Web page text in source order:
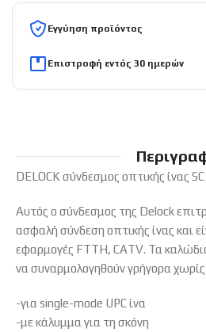
Εγγύηση προϊόντος
Επιστροφή εντός 30 ημερών
DELOCK σύνδεσμος οπτικής ίνας
Αυτός ο σύνδεσμος της Delock
ασφαλή σύνδεση οπτικής ίνας και
εφαρμογές FTTH, CATV. Τα
να συναρμολογηθούν γρήγορα
-για single-mode UPC ίνα
-με κάλυμμα για τη σκόνη